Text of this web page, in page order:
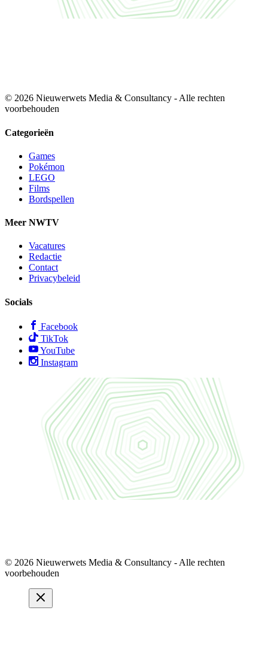
© 2026 Nieuwerwets Media & Consultancy - Alle rechten
voorbehouden
Categorieën
Games
Pokémon
LEGO
Films
Bordspellen
Meer NWTV
Vacatures
Redactie
Contact
Privacybeleid
Socials
Facebook
TikTok
YouTube
Instagram
© 2026 Nieuwerwets Media & Consultancy - Alle rechten
voorbehouden